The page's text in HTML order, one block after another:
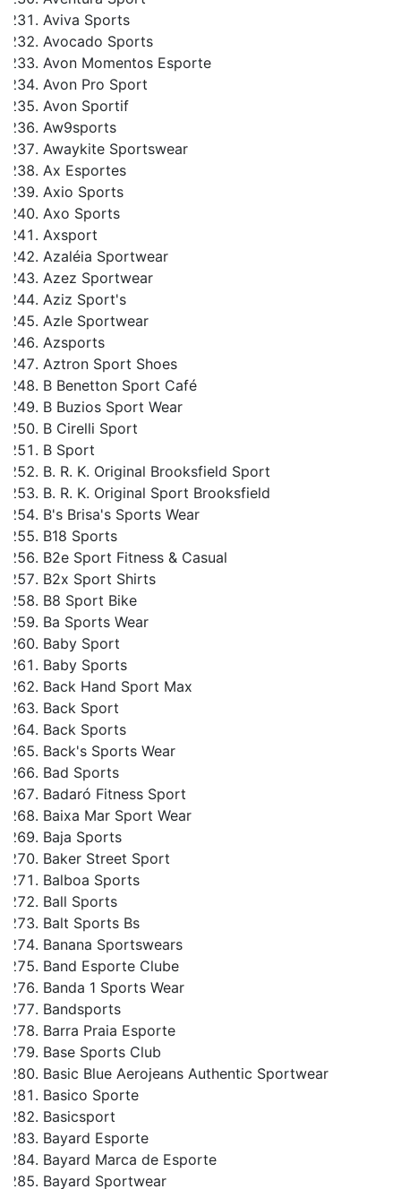
Aviva Sports
Avocado Sports
Avon Momentos Esporte
Avon Pro Sport
Avon Sportif
Aw9sports
Awaykite Sportswear
Ax Esportes
Axio Sports
Axo Sports
Axsport
Azaléia Sportwear
Azez Sportwear
Aziz Sport's
Azle Sportwear
Azsports
Aztron Sport Shoes
B Benetton Sport Café
B Buzios Sport Wear
B Cirelli Sport
B Sport
B. R. K. Original Brooksfield Sport
B. R. K. Original Sport Brooksfield
B's Brisa's Sports Wear
B18 Sports
B2e Sport Fitness & Casual
B2x Sport Shirts
B8 Sport Bike
Ba Sports Wear
Baby Sport
Baby Sports
Back Hand Sport Max
Back Sport
Back Sports
Back's Sports Wear
Bad Sports
Badaró Fitness Sport
Baixa Mar Sport Wear
Baja Sports
Baker Street Sport
Balboa Sports
Ball Sports
Balt Sports Bs
Banana Sportswears
Band Esporte Clube
Banda 1 Sports Wear
Bandsports
Barra Praia Esporte
Base Sports Club
Basic Blue Aerojeans Authentic Sportwear
Basico Sporte
Basicsport
Bayard Esporte
Bayard Marca de Esporte
Bayard Sportwear